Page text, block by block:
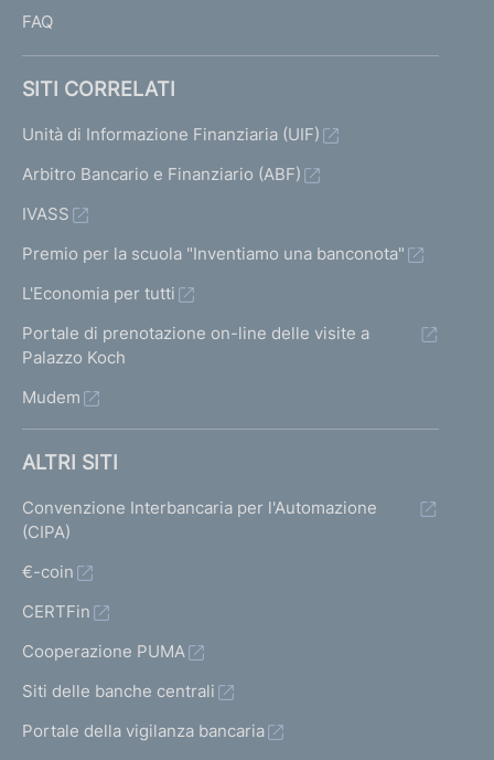
FAQ
SITI CORRELATI
Unità di Informazione Finanziaria (UIF)
Arbitro Bancario e Finanziario (ABF)
IVASS
Premio per la scuola "Inventiamo una banconota"
L'Economia per tutti
Portale di prenotazione on-line delle visite a
Palazzo Koch
Mudem
ALTRI SITI
Convenzione Interbancaria per l'Automazione
(CIPA)
€-coin
CERTFin
Cooperazione PUMA
Siti delle banche centrali
Portale della vigilanza bancaria